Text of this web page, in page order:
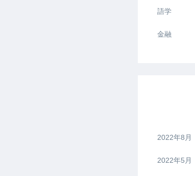
語学
金融
2022年8月
2022年5月